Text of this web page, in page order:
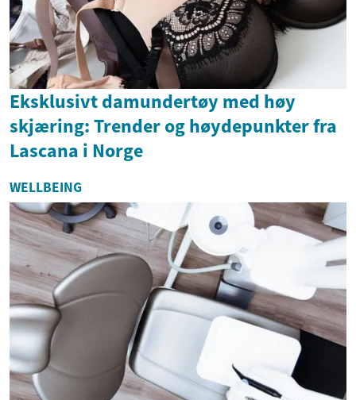
Eksklusivt damundertøy med høy
skjæring: Trender og høydepunkter fra
Lascana i Norge
WELLBEING